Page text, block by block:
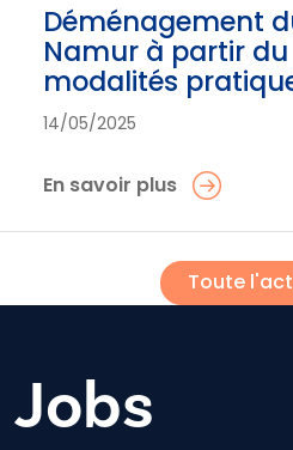
Déménagement
Namur à partir
modalités
14/05/2025
En savoir plus
Toute
Jobs